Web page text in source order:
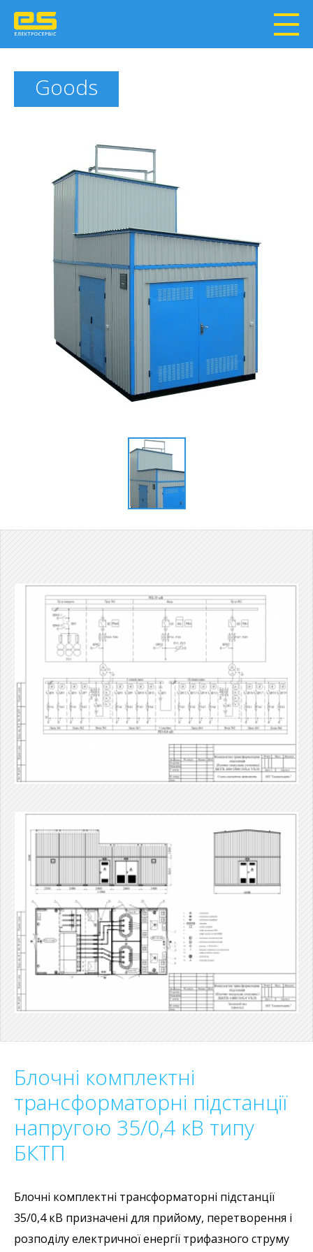
Goods
Блочні комплектні
трансформаторні підстанції
напругою 35/0,4 кВ типу
БКТП
Блочні комплектні трансформаторні підстанції
35/0,4 кВ призначені для прийому, перетворення і
розподілу електричної енергії трифазного струму